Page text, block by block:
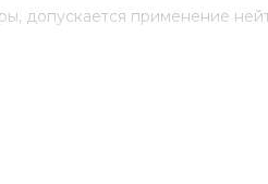
допускается применение